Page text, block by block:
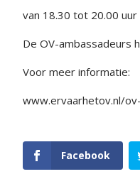
van 18.30 tot 20.00 uur
De OV-ambassadeurs
Voor meer informatie:
www.ervaarhetov.nl/
Facebook